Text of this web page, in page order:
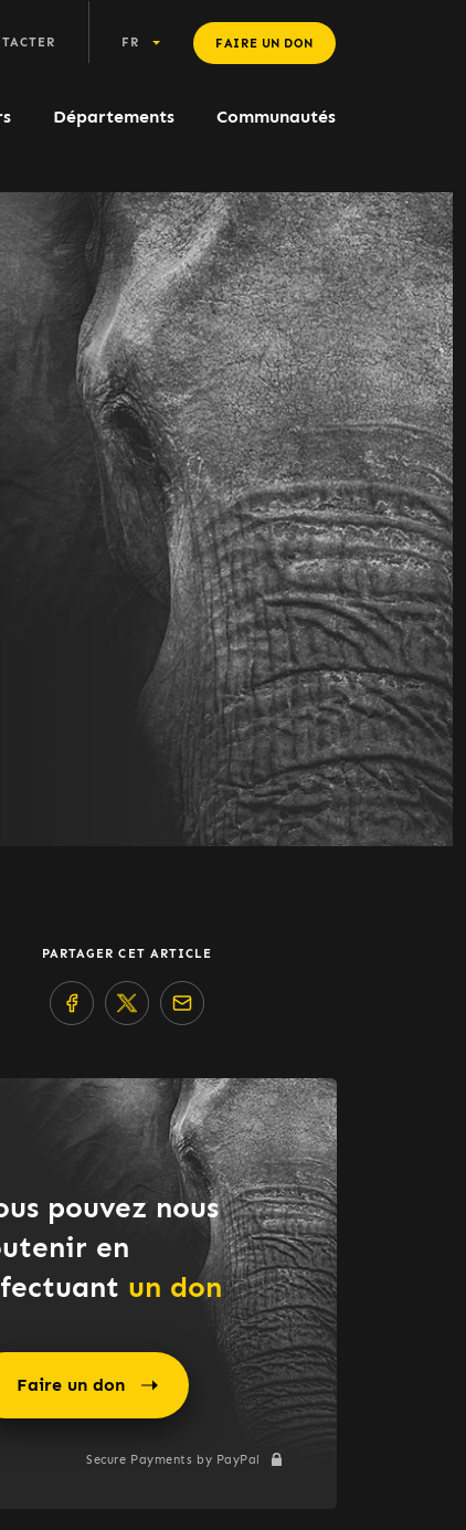
FR FAIRE UN DON
Départements Communautés
PARTAGER CET ARTICLE
Share on Facebook
Share on XShare by mail
pouvez nous
en
un don
Faire un don
Secure Payments by PayPal